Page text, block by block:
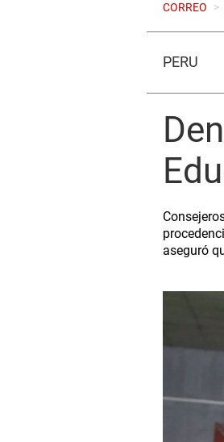
CORREO >
PERÚ
aseguró